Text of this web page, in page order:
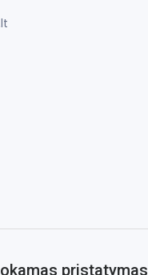
pristatymas